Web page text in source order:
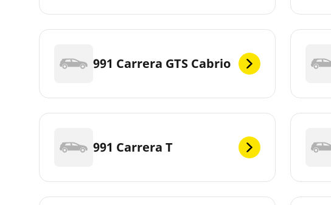
991 Carrera GTS Cabrio
991 Carrera T